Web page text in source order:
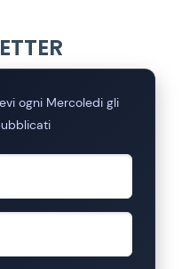
ogni Mercoledi gli